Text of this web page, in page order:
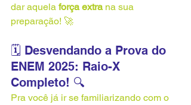
dar aquela força extra na sua
preparação! 🚀
🗓️ Desvendando a Prova do
ENEM 2025: Raio-X
Completo! 🔍
Pra você já ir se familiarizando com o